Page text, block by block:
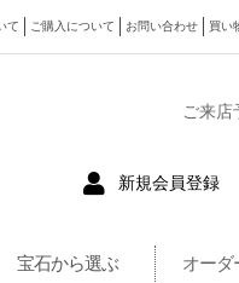
て ご購入について お問い合わせ 買い
ご来店
新規会員登録
宝石から選ぶ オーダ